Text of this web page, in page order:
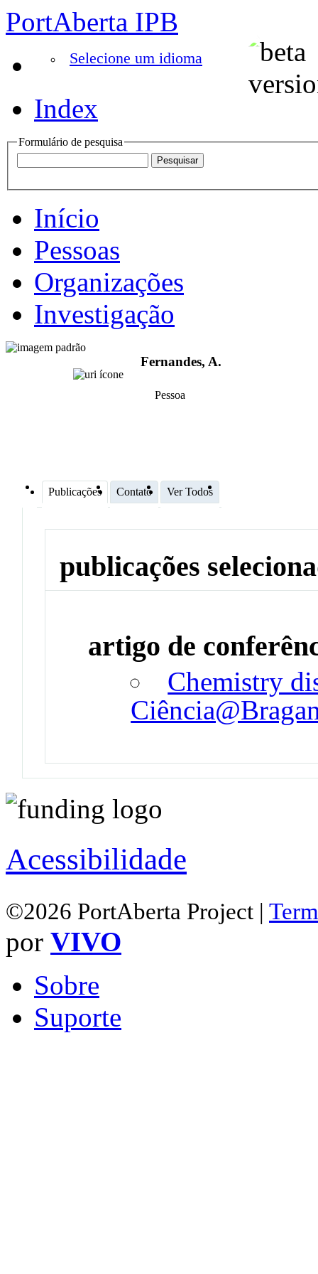
PortAberta IPB
Selecione um idioma
Index
Formulário de pesquisa
Início
Pessoas
Organizações
Investigação
Fernandes, A.
Pessoa
Publicações Contato Ver Todos
publicações
artigo de
Chemistry
Acessibilidade
©2026 PortAberta Project |
por VIVO
Sobre
Suporte